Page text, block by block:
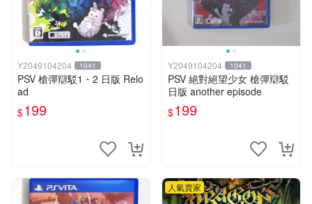
Y2049104204 1041
PSV 槍彈辯駁1・2 日版 Relo
ad
$199
Y2049104204 1041
PSV 絕對絕望少女 槍彈辯駁
日版 another episode
$199
人氣賣家